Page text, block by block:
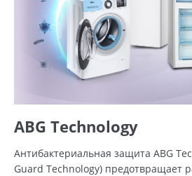
ABG Technology
Антибактериальная защита ABG
Guard Technology) предотвращает